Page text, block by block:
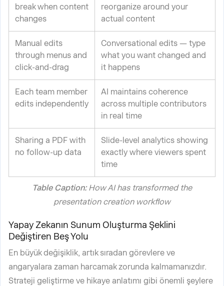
break when content
changes
reorganize around your
actual content
Manual edits
through menus and
click-and-drag
Conversational edits — type
what you want changed and
it happens
Each team member
edits independently
AI maintains coherence
across multiple contributors
in real time
Sharing a PDF with
no follow-up data
Slide-level analytics showing
exactly where viewers spent
time
Table Caption:How AI has transformed the
presentation creation workflow
Yapay Zekanın Sunum Oluşturma Şeklini
Değiştiren Beş Yolu
En büyük değişiklik, artık sıradan görevlere ve
angaryalara zaman harcamak zorunda kalmamanızdır.
Strateji geliştirme ve hikaye anlatımı gibi önemli şeylere